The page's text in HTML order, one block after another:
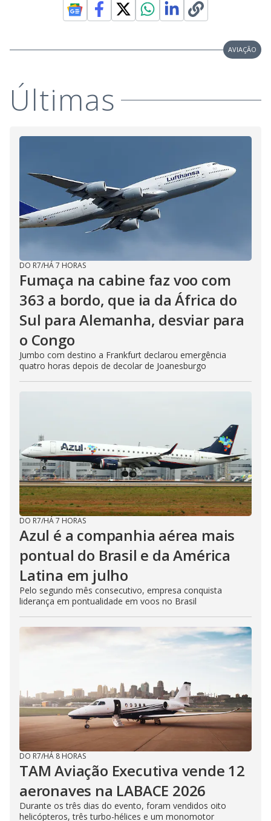
AVIAÇÃO
Últimas
DO R7/HÁ 7 HORAS
Fumaça na cabine faz voo com
363 a bordo, que ia da África do
Sul para Alemanha, desviar para
o Congo
Jumbo com destino a Frankfurt declarou emergência
quatro horas depois de decolar de Joanesburgo
DO R7/HÁ 7 HORAS
Azul é a companhia aérea mais
pontual do Brasil e da América
Latina em julho
Pelo segundo mês consecutivo, empresa conquista
liderança em pontualidade em voos no Brasil
DO R7/HÁ 8 HORAS
TAM Aviação Executiva vende 12
aeronaves na LABACE 2026
Durante os três dias do evento, foram vendidos oito
helicópteros, três turbo-hélices e um monomotor